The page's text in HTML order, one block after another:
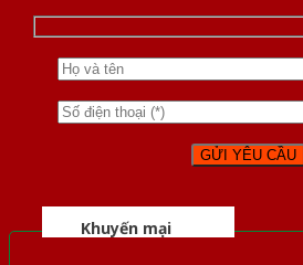
Khuyến mại